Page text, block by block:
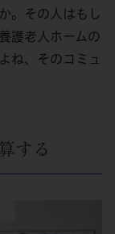
。その人はもし
護老人ホームの
ね、そのコミュ
する